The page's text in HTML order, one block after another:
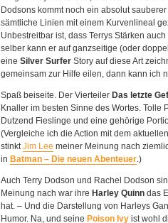
Dodsons kommt noch ein absolut
sämtliche Linien mit einem Kurvenlineal
Unbestreitbar ist, dass Terrys Stärken
selber kann er auf ganzseitige (oder
eine Silver Surfer Story auf diese Art
gemeinsam zur Hilfe eilen, dann kann ich
Spaß beiseite. Der Vierteiler Das letzte
Knaller im besten Sinne des Wortes. Tolle
Dutzend Fieslinge und eine gehörige
(Vergleiche ich die Action mit dem
stinkt Jim Lee meiner Meinung nach
in Batman – Die neuen Abenteuer .)
Auch Terry Dodson und Rachel Dodson
Meinung nach war ihre Harley Quinn das
hat. – Und die Darstellung von Harleys
Humor. Na, und seine Poison Ivy ist wohl